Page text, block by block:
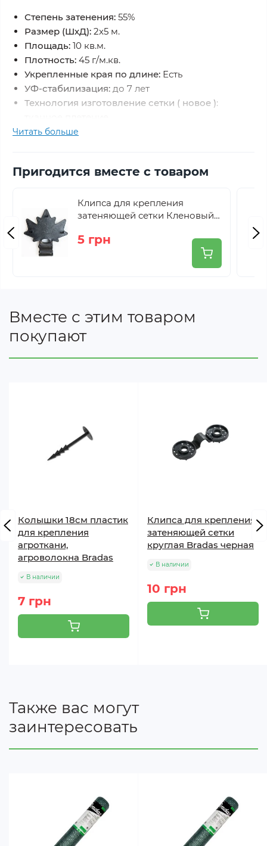
Степень затенения: 55%
Размер (ШхД): 2х5 м.
Площадь: 10 кв.м.
Плотность: 45 г/м.кв.
Укрепленные края по длине: Есть
УФ-стабилизация: до 7 лет
Технология изготовление сетки ( новое ):
Цвет:зелёный.
Читать больше
Пригодится вместе с товаром
Клипса для крепления
затеняющей сетки Кленовый
5 грн
Вместе с этим товаром
покупают
Колышки 18cм пластик
для крепления
агроткани,
агроволокна Bradas
В наличии
7 грн
Клипса для крепления
затеняющей сетки
круглая Bradas черная
В наличии
10 грн
Также вас могут
заинтересовать